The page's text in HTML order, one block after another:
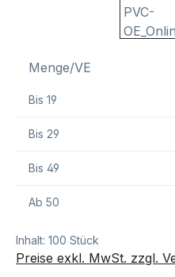
Menge/VE
Bis 19
Bis 29
Bis 49
Ab 50
Inhalt: 100 Stück
Preise exkl. MwSt. zzgl.